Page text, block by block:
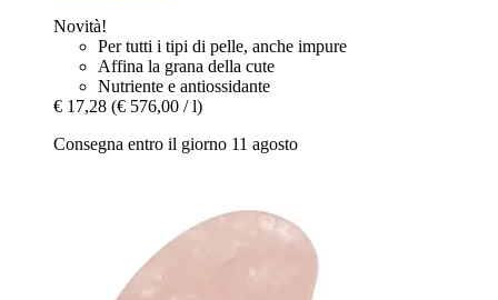
Novità!
Per tutti i tipi di pelle, anche impure
Affina la grana della cute
Nutriente e antiossidante
€ 17,28 (€ 576,00 / l)
Consegna entro il giorno 11 agosto